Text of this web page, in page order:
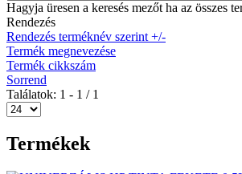
Hagyja üresen a keresés mezőt ha az összes
Rendezés
Rendezés terméknév szerint +/-
Termék megnevezése
Termék cikkszám
Sorrend
Találatok: 1 - 1 / 1
Termékek